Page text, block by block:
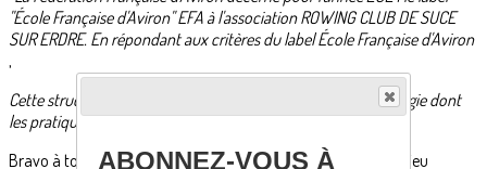
"École Française d'Aviron" EFA à l'association ROWING CLUB DE SUCE
SUR ERDRE. En répondant aux critères du label École Française d'Aviron
,
Cette structure témoigne d'une qualité d'accueil et de pédagogie dont
les pratiquants peuvent dès aujourd'hui bénéficier."
Bravo à tous ceux qui s'implique pour faire de notre club un lieu
ABONNEZ-VOUS À